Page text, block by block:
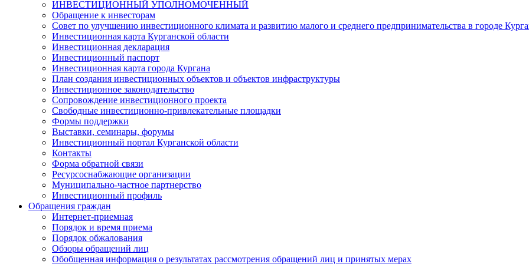
ИНВЕСТИЦИОННЫЙ УПОЛНОМОЧЕННЫЙ
Обращение к инвесторам
Совет по улучшению инвестиционного климата и развитию малого и среднего предпринимательства в городе
Инвестиционная карта Курганской области
Инвестиционная декларация
Инвестиционный паспорт
Инвестиционная карта города Кургана
План создания инвестиционных объектов и объектов инфраструктуры
Инвестиционное законодательство
Сопровождение инвестиционного проекта
Свободные инвестиционно-привлекательные площадки
Формы поддержки
Выставки, семинары, форумы
Инвестиционный портал Курганской области
Контакты
Форма обратной связи
Ресурсоснабжающие организации
Муниципально-частное партнерство
Инвестиционный профиль
Обращения граждан
Интернет-приемная
Порядок и время приема
Порядок обжалования
Обзоры обращений лиц
Обобщенная информация о результатах рассмотрения обращений лиц и принятых мерах